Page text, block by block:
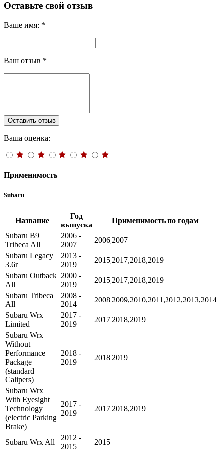
Оставьте свой отзыв
Ваше имя: *
Ваш отзыв *
Оставить отзыв
Ваша оценка:
Применимость
Subaru
Название
Год
выпуска
Применимость по годам
Subaru B9
Tribeca All
2006 -
2007
2006,2007
Subaru Legacy
3.6r
2013 -
2019
2015,2017,2018,2019
Subaru Outback
All
2000 -
2019
2015,2017,2018,2019
Subaru Tribeca
All
2008 -
2014
2008,2009,2010,2011,2012,2013,2014
Subaru Wrx
Limited
2017 -
2019
2017,2018,2019
Subaru Wrx
Without
Performance
Package
(standard
Calipers)
2018 -
2019
2018,2019
Subaru Wrx
With Eyesight
Technology
(electric Parking
Brake)
2017 -
2019
2017,2018,2019
Subaru Wrx All
2012 -
2015
2015